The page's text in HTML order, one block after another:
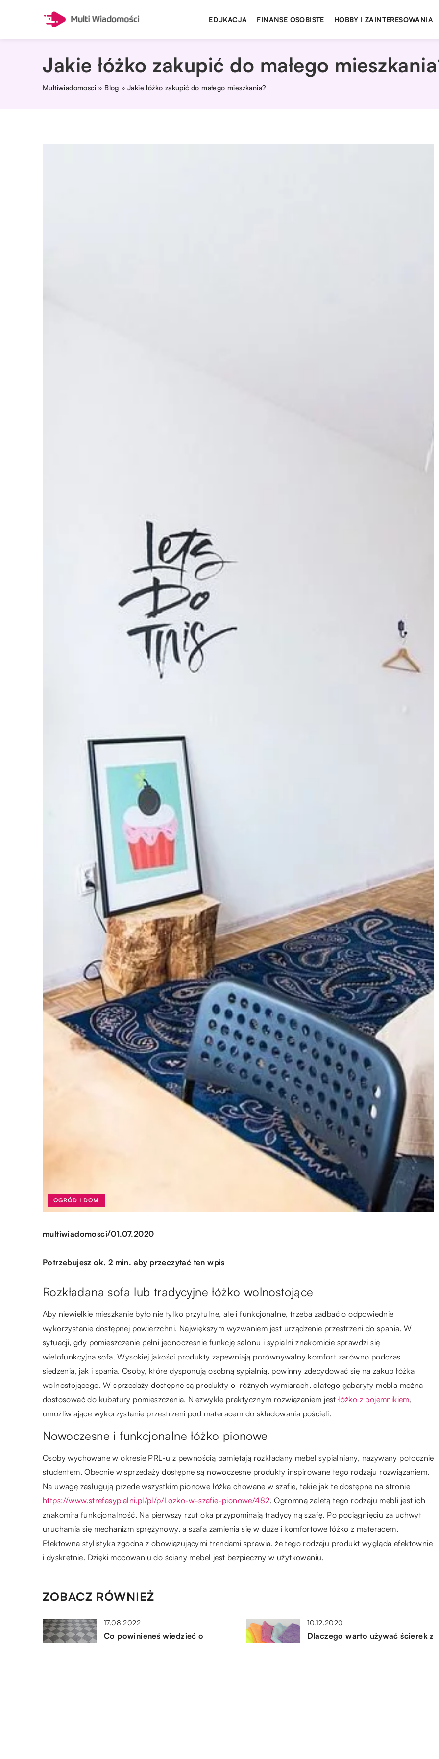
EDUKACJA FINANSE OSOBISTE HOBBY I ZAINTERESOWANIA
Jakie łóżko zakupić do małego
Multiwiadomosci » Blog »Jakie łóżko zakupić do małego mieszkania?
OGRÓD I DOM
multiwiadomosci/01.07.2020
Potrzebujesz ok. 2 min. aby przeczytać ten wpis
Rozkładana sofa lub tradycyjne łóżko wolnostojące
Aby niewielkie mieszkanie było nie tylko przytulne, ale i funkcjonalne, trzeba zadbać o odpowiednie
wykorzystanie dostępnej powierzchni. Największym wyzwaniem jest urządzenie przestrzeni do spania. W
sytuacji, gdy pomieszczenie pełni jednocześnie funkcję salonu i sypialni znakomicie sprawdzi się
wielofunkcyjna sofa. Wysokiej jakości produkty zapewniają porównywalny komfort zarówno podczas
siedzenia, jak i spania. Osoby, które dysponują osobną sypialnią, powinny zdecydować się na zakup łóżka
wolnostojącego. W sprzedaży dostępne są produkty o różnych wymiarach, dlatego gabaryty mebla można
dostosować do kubatury pomieszczenia. Niezwykle praktycznym rozwiązaniem jestłóżko z pojemnikiem,
umożliwiające wykorzystanie przestrzeni pod materacem do składowania pościeli.
Nowoczesne i funkcjonalne łóżko pionowe
Osoby wychowane w okresie PRL-u z pewnością pamiętają rozkładany mebel sypialniany, nazywany potocznie
studentem. Obecnie w sprzedaży dostępne są nowoczesne produkty inspirowane tego rodzaju rozwiązaniem.
Na uwagę zasługują przede wszystkim pionowe łóżka chowane w szafie, takie jak te dostępne na stronie
https://www.strefasypialni.pl/pl/p/Lozko-w-szafie-pionowe/482. Ogromną zaletą tego rodzaju mebli jest ich
znakomita funkcjonalność. Na pierwszy rzut oka przypominają tradycyjną szafę. Po pociągnięciu za uchwyt
uruchamia się mechanizm sprężynowy, a szafa zamienia się w duże i komfortowe łóżko z materacem.
Efektowna stylistyka zgodna z obowiązującymi trendami sprawia, że tego rodzaju produkt wygląda efektownie
i dyskretnie. Dzięki mocowaniu do ściany mebel jest bezpieczny w użytkowaniu.
ZOBACZ RÓWNIEŻ
17.08.2022
Co powinieneś wiedzieć o
zakładaniu płytek?
10.12.2020
Dlaczego warto używać ścierek z
mikrofibry w ramach sprzątania?